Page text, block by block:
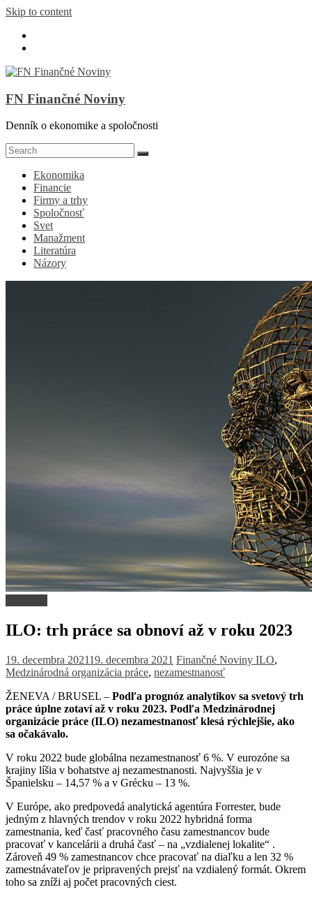
Skip to content
FN Finančné Noviny
Denník o ekonomike a spoločnosti
Ekonomika
Financie
Firmy a trhy
Spoločnosť
Svet
Manažment
Literatúra
Názory
ILO: trh práce sa obnoví až v roku 2023
19. decembra 202119. decembra 2021 Finančné Noviny ILO,
Medzinárodná organizácia práce, nezamestnanosť
ŽENEVA / BRUSEL – Podľa prognóz analytikov sa svetový trh
práce úplne zotaví až v roku 2023. Podľa Medzinárodnej
organizácie práce (ILO) nezamestnanosť klesá rýchlejšie, ako
sa očakávalo.
V roku 2022 bude globálna nezamestnanosť 6 %. V eurozóne sa
krajiny líšia v bohatstve aj nezamestnanosti. Najvyššia je v
Španielsku – 14,57 % a v Grécku – 13 %.
V Európe, ako predpovedá analytická agentúra Forrester, bude
jedným z hlavných trendov v roku 2022 hybridná forma
zamestnania, keď časť pracovného času zamestnancov bude
pracovať v kancelárii a druhá časť – na „vzdialenej lokalite“ .
Zároveň 49 % zamestnancov chce pracovať na diaľku a len 32 %
zamestnávateľov je pripravených prejsť na vzdialený formát. Okrem
toho sa zníži aj počet pracovných ciest.